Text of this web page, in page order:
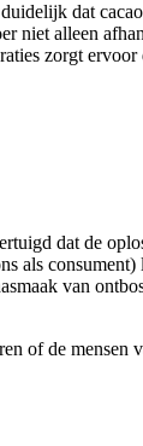
dat
niet alleen
zorgt
dat de
als
van
of de mensen